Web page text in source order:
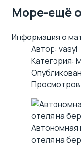
Море-ещё
Информация о
Автор: vasyl
Категория:
Автономная
отеля на